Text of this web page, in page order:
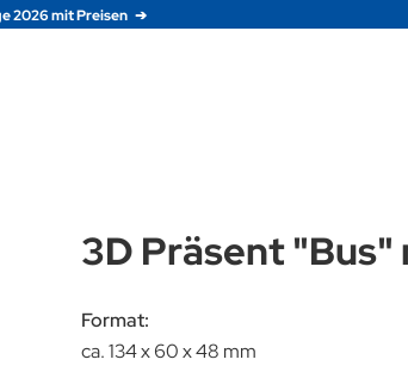
2026 mit Preisen
3D Präsent
Format:
ca. 134 x 60 x 48 mm